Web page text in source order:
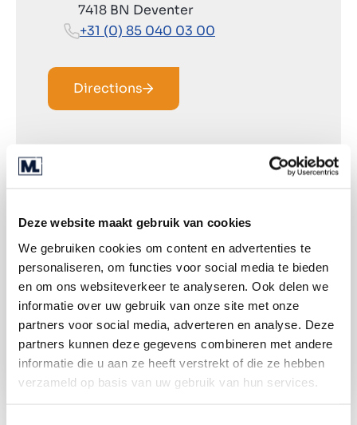
Deze website maakt gebruik van cookies
We gebruiken cookies om content en advertenties te
personaliseren, om functies voor social media te bieden
en om ons websiteverkeer te analyseren. Ook delen we
informatie over uw gebruik van onze site met onze
partners voor social media, adverteren en analyse. Deze
partners kunnen deze gegevens combineren met andere
informatie die u aan ze heeft verstrekt of die ze hebben
verzameld op basis van uw gebruik van hun services.
7418 BN Deventer
+31 (0) 85 040 03 00
Directions